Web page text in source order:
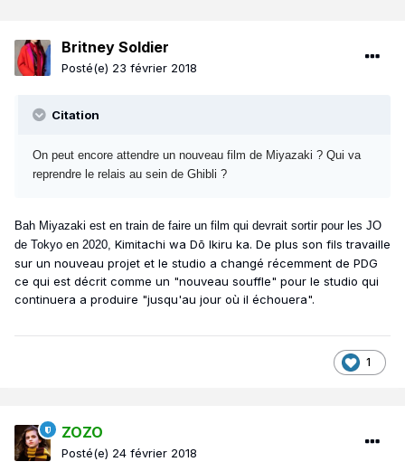
Britney Soldier
Posté(e) 23 février 2018
Citation
On peut encore attendre un nouveau film de Miyazaki ? Qui va
reprendre le relais au sein de Ghibli ?
Bah Miyazaki est en train de faire un film qui devrait sortir pour les JO
de Tokyo en 2020, Kimitachi wa Dō Ikiru ka. De plus son fils travaille
sur un nouveau projet et le studio a changé récemment de PDG
ce qui est décrit comme un "nouveau souffle" pour le studio qui
continuera a produire "jusqu'au jour où il échouera".
1
ZOZO
Posté(e) 24 février 2018